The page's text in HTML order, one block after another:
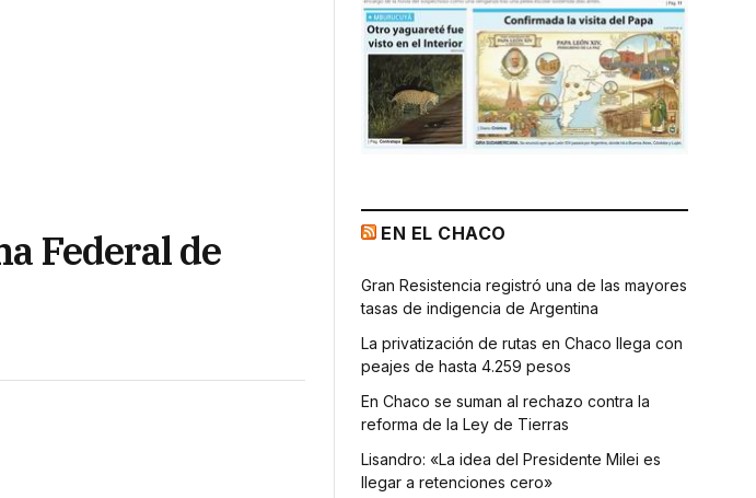
Federal de
EN EL CHACO
Gran Resistencia registró una de las mayores
tasas de indigencia de Argentina
La privatización de rutas en Chaco llega con
peajes de hasta 4.259 pesos
En Chaco se suman al rechazo contra la
reforma de la Ley de Tierras
Lisandro: «La idea del Presidente Milei es
llegar a retenciones cero»